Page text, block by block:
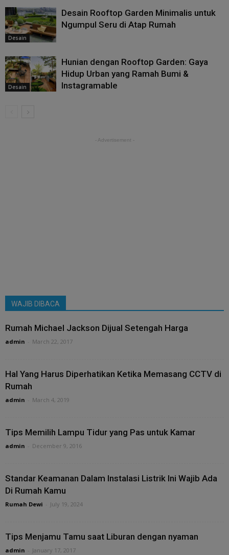
Desain
Desain Rooftop Garden Minimalis untuk
Ngumpul Seru di Atap Rumah
Desain
Hunian dengan Rooftop Garden: Gaya
Hidup Urban yang Ramah Bumi &
Instagramable
- Advertisement -
WAJIB DIBACA
Rumah Michael Jackson Dijual Setengah Harga
admin March 22, 2017
Hal Yang Harus Diperhatikan Ketika Memasang CCTV di
Rumah
admin March 4, 2019
Tips Memilih Lampu Tidur yang Pas untuk Kamar
admin December 9, 2016
Standar Keamanan Dalam Instalasi Listrik Ini Wajib Ada
Di Rumah Kamu
Rumah Dewi July 19, 2024
Tips Menjamu Tamu saat Liburan dengan nyaman
admin January 17, 2017